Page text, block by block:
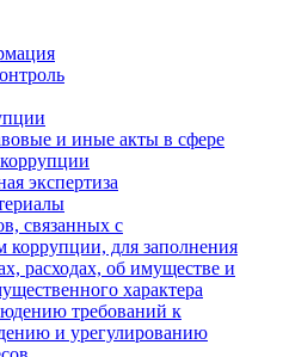
и иные акты в сфере
экспертиза
связанных с
коррупции, для заполнения
расходах, об имуществе и
характера
требований к
и урегулированию